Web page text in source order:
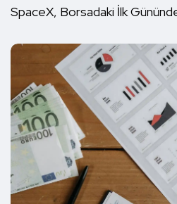
SpaceX, Borsadaki İlk